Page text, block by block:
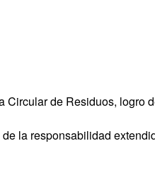
Circular de Residuos, logro
la responsabilidad